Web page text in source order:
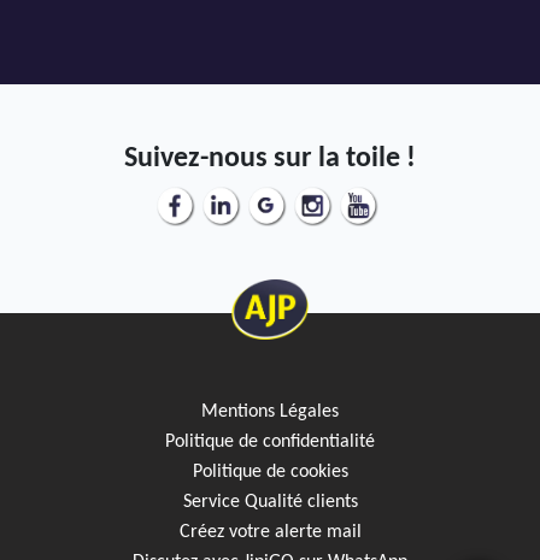
Suivez-nous sur la toile !
Mentions Légales
Politique de confidentialité
Politique de cookies
Service Qualité clients
Créez votre alerte mail